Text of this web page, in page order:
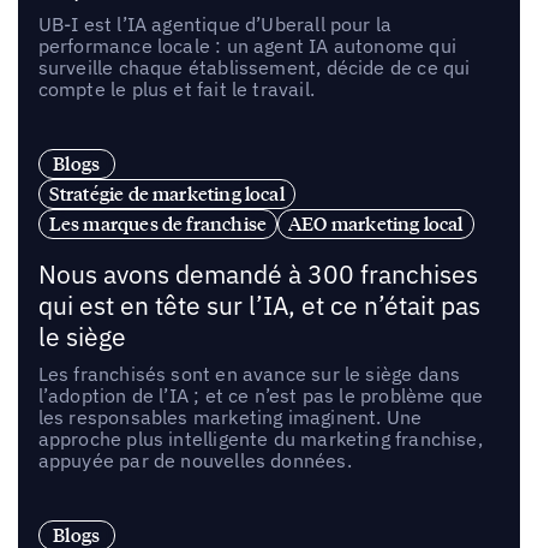
UB-I est l’IA agentique d’Uberall pour la
performance locale : un agent IA autonome qui
surveille chaque établissement, décide de ce qui
compte le plus et fait le travail.
Blogs
Stratégie de marketing local
Les marques de franchise
AEO marketing local
Nous avons demandé à 300 franchises
qui est en tête sur l’IA, et ce n’était pas
le siège
Les franchisés sont en avance sur le siège dans
l’adoption de l’IA ; et ce n’est pas le problème que
les responsables marketing imaginent. Une
approche plus intelligente du marketing franchise,
appuyée par de nouvelles données.
Blogs